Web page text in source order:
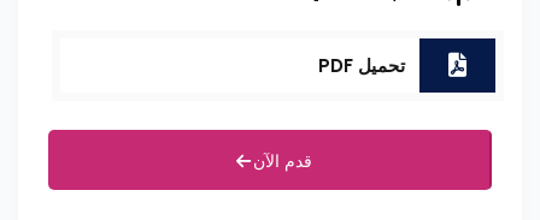
تحميل PDF
قدم الآن